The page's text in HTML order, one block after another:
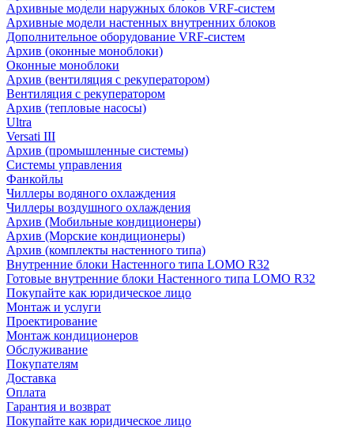
Архивные модели наружных блоков VRF-систем
Архивные модели настенных внутренних блоков
Дополнительное оборудование VRF-систем
Архив (оконные моноблоки)
Оконные моноблоки
Архив (вентиляция с рекуператором)
Вентиляция с рекуператором
Архив (тепловые насосы)
Ultra
Versati III
Архив (промышленные системы)
Системы управления
Фанкойлы
Чиллеры водяного охлаждения
Чиллеры воздушного охлаждения
Архив (Мобильные кондиционеры)
Архив (Морские кондиционеры)
Архив (комплекты настенного типа)
Внутренние блоки Настенного типа LOMO R32
Готовые внутренние блоки Настенного типа LOMO R32
Покупайте как юридическое лицо
Монтаж и услуги
Проектирование
Монтаж кондиционеров
Обслуживание
Покупателям
Доставка
Оплата
Гарантия и возврат
Покупайте как юридическое лицо